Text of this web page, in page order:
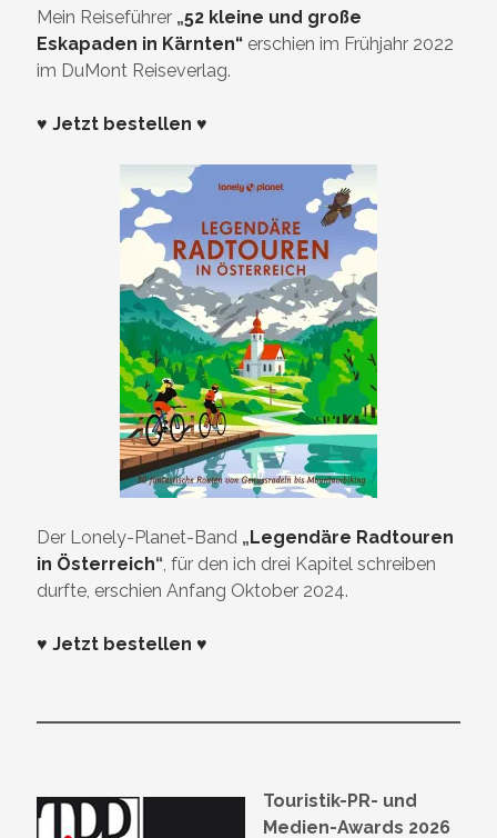
Mein Reiseführer „52 kleine und große
Eskapaden in Kärnten“ erschien im Frühjahr 2022
im DuMont Reiseverlag.
♥ Jetzt bestellen ♥
Der Lonely-Planet-Band „Legendäre Radtouren
in Österreich“, für den ich drei Kapitel schreiben
durfte, erschien Anfang Oktober 2024.
♥ Jetzt bestellen ♥
Touristik-PR- und
Medien-Awards 2026